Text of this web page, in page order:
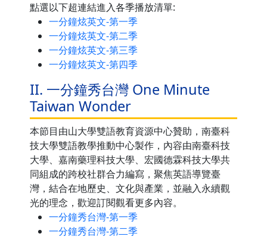
點選以下超連結進入各季播放清單:
一分鐘炫英文-第一季
一分鐘炫英文-第二季
一分鐘炫英文-第三季
一分鐘炫英文-第四季
II. 一分鐘秀台灣 One Minute
Taiwan Wonder
本節目由山大學雙語教育資源中心贊助，南臺科
技大學雙語教學推動中心製作，內容由南臺科技
大學、嘉南藥理科技大學、宏國德霖科技大學共
同組成的跨校社群合力編寫，聚焦英語導覽臺
灣，結合在地歷史、文化與產業，並融入永續觀
光的理念，歡迎訂閱觀看更多內容。
一分鐘秀台灣-第一季
一分鐘秀台灣-第二季